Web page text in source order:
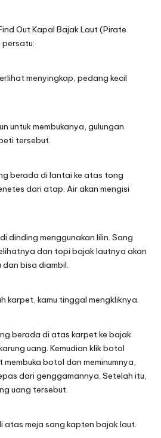
Out Kapal Bajak Laut (Pirate
persatu:
menyingkap, pedang kecil
untuk membukanya, gulungan
tersebut.
berada di lantai ke atas tong
dari atap. Air akan mengisi
dinding menggunakan lilin. Sang
dan topi bajak lautnya akan
bisa diambil.
karpet, kamu tinggal mengkliknya.
berada di atas karpet ke bajak
uang. Kemudian klik botol
botol dan meminumnya,
dari genggamannya. Setelah itu,
uang tersebut.
atas meja sang kapten bajak laut.